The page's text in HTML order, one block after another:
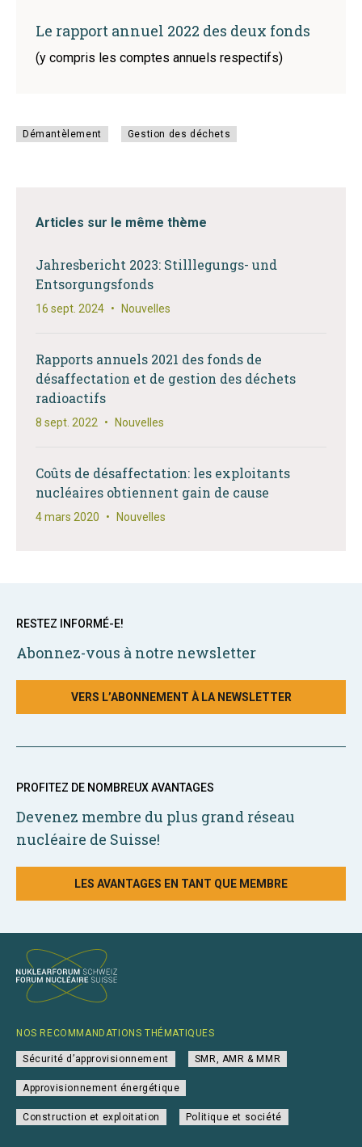
Le rapport annuel 2022 des deux fonds
(y compris les comptes annuels respectifs)
Démantèlement Gestion des déchets
Articles sur le même thème
Jahresbericht 2023: Stilllegungs- und
Entsorgungsfonds
16 sept. 2024 • Nouvelles
Rapports annuels 2021 des fonds de
désaffectation et de gestion des déchets
radioactifs
8 sept. 2022 • Nouvelles
Coûts de désaffectation: les exploitants
nucléaires obtiennent gain de cause
4 mars 2020 • Nouvelles
RESTEZ INFORMÉ-E!
Abonnez-vous à notre newsletter
VERS L’ABONNEMENT À LA NEWSLETTER
PROFITEZ DE NOMBREUX AVANTAGES
Devenez membre du plus grand réseau
nucléaire de Suisse!
LES AVANTAGES EN TANT QUE MEMBRE
NOS RECOMMANDATIONS THÉMATIQUES
Sécurité d’approvisionnement SMR, AMR & MMR
Approvisionnement énergétique
Construction et exploitation Politique et société